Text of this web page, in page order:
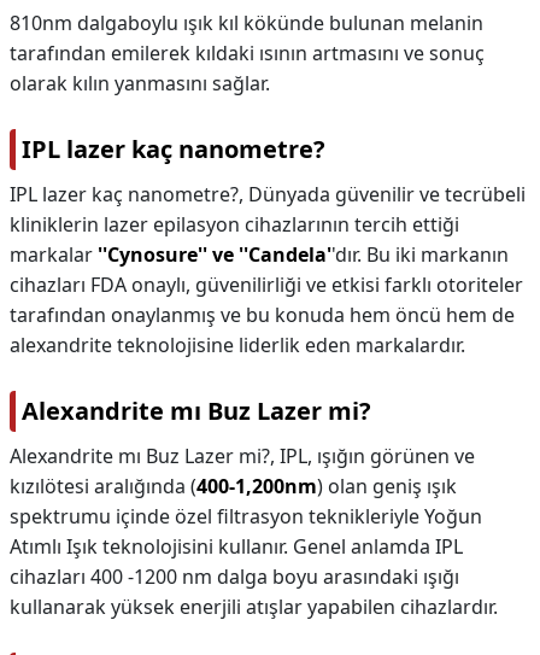
810nm dalgaboylu ışık kıl kökünde bulunan melanin
tarafından emilerek kıldaki ısının artmasını ve sonuç
olarak kılın yanmasını sağlar.
IPL lazer kaç nanometre?
IPL lazer kaç nanometre?, Dünyada güvenilir ve tecrübeli
kliniklerin lazer epilasyon cihazlarının tercih ettiği
markalar ''Cynosure'' ve ''Candela''dır. Bu iki markanın
cihazları FDA onaylı, güvenilirliği ve etkisi farklı otoriteler
tarafından onaylanmış ve bu konuda hem öncü hem de
alexandrite teknolojisine liderlik eden markalardır.
Alexandrite mı Buz Lazer mi?
Alexandrite mı Buz Lazer mi?, IPL, ışığın görünen ve
kızılötesi aralığında (400-1,200nm) olan geniş ışık
spektrumu içinde özel filtrasyon teknikleriyle Yoğun
Atımlı Işık teknolojisini kullanır. Genel anlamda IPL
cihazları 400 -1200 nm dalga boyu arasındaki ışığı
kullanarak yüksek enerjili atışlar yapabilen cihazlardır.